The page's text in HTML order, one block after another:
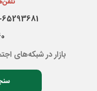
65293681
بازار در شبکه‌های